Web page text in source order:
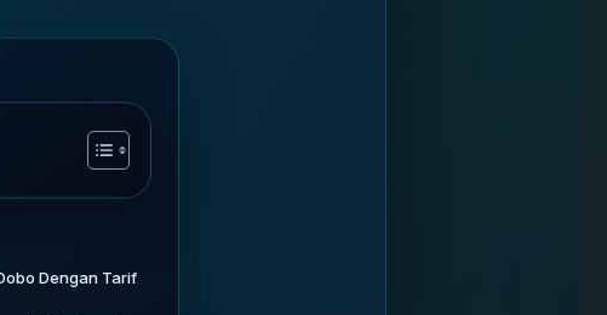
Dengan Tarif